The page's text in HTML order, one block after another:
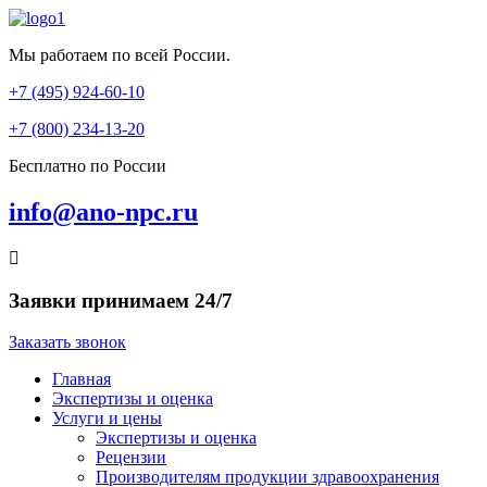
Мы работаем по всей России.
+7 (495) 924-60-10​
+7 (800) 234-13-20​
Бесплатно по России
info@ano-npc.ru
Заявки принимаем 24/7
Заказать звонок
Главная
Экспертизы и оценка
Услуги и цены
Экспертизы и оценка
Рецензии
Производителям продукции здравоохранения